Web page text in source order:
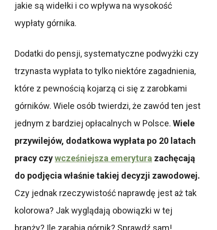
jakie są widełki i co wpływa na wysokość
wypłaty górnika.
Dodatki do pensji, systematyczne podwyżki czy
trzynasta wypłata to tylko niektóre zagadnienia,
które z pewnością kojarzą ci się z zarobkami
górników. Wiele osób twierdzi, że zawód ten jest
jednym z bardziej opłacalnych w Polsce. Wiele
przywilejów, dodatkowa wypłata po 20 latach
pracy czywcześniejsza emerytura zachęcają
do podjęcia właśnie takiej decyzji zawodowej.
Czy jednak rzeczywistość naprawdę jest aż tak
kolorowa? Jak wyglądają obowiązki w tej